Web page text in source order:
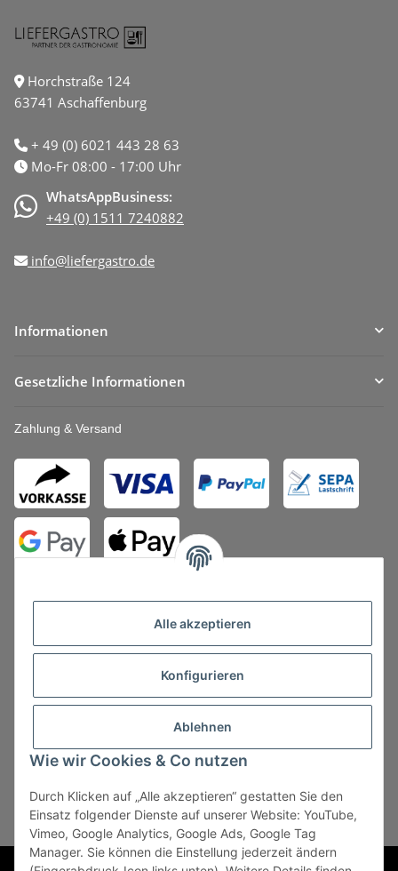
Alle akzeptieren
Konfigurieren
Ablehnen
Wie wir Cookies & Co nutzen
Durch Klicken auf „Alle akzeptieren“ gestatten Sie den
Einsatz folgender Dienste auf unserer Website: YouTube,
Vimeo, Google Analytics, Google Ads, Google Tag
Manager. Sie können die Einstellung jederzeit ändern
Horchstraße 124
63741 Aschaffenburg
+ 49 (0) 6021 443 28 63
Mo-Fr 08:00 - 17:00 Uhr
WhatsAppBusiness:
+49 (0) 1511 7240882
info@liefergastro.de
Informationen
Gesetzliche Informationen
Zahlung & Versand
Vertrag widerrufen
* Alle Preise zzgl. gesetzlicher USt., zzgl.Versand, zzgl.
Mindermengenzuschlag